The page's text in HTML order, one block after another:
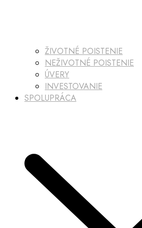
ŽIVOTNÉ POISTENIE
NEŽIVOTNÉ POISTENIE
ÚVERY
INVESTOVANIE
SPOLUPRÁCA